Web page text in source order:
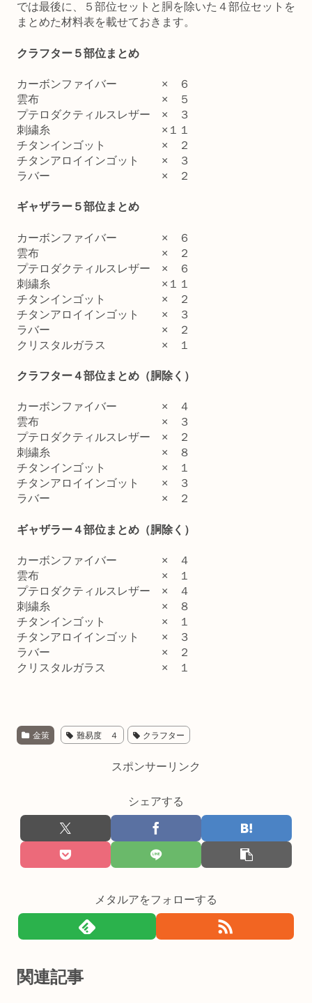
では最後に、５部位セットと胴を除いた４部位セットを
まとめた材料表を載せておきます。
クラフター５部位まとめ
カーボンファイバー × ６
雲布 × ５
プテロダクティルスレザー × ３
刺繍糸 ×１１
チタンインゴット × ２
チタンアロイインゴット × ３
ラバー × ２
ギャザラー５部位まとめ
カーボンファイバー × ６
雲布 × ２
プテロダクティルスレザー × ６
刺繍糸 ×１１
チタンインゴット × ２
チタンアロイインゴット × ３
ラバー × ２
クリスタルガラス × １
クラフター４部位まとめ（胴除く）
カーボンファイバー × ４
雲布 × ３
プテロダクティルスレザー × ２
刺繍糸 × ８
チタンインゴット × １
チタンアロイインゴット × ３
ラバー × ２
ギャザラー４部位まとめ（胴除く）
カーボンファイバー × ４
雲布 × １
プテロダクティルスレザー × ４
刺繍糸 × ８
チタンインゴット × １
チタンアロイインゴット × ３
ラバー × ２
クリスタルガラス × １
金策 難易度 ４ クラフター
スポンサーリンク
シェアする
メタルアをフォローする
関連記事